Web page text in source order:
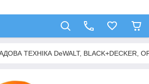
ТЕХНІКА DeWALT, BLACK+DECKER,